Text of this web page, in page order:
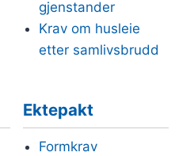
gjenstander
Krav om husleie
etter samlivsbrudd
Ektepakt
Formkrav